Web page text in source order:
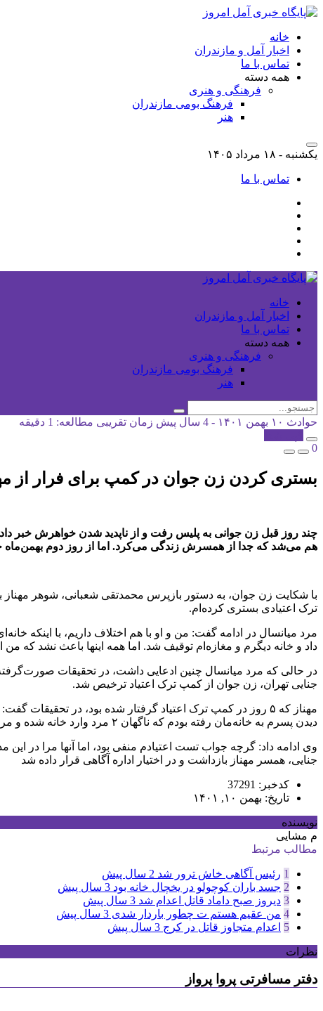
خانه
اخبار آمل و مازندران
تماس با ما
همه دسته
فرهنگی و هنری
فرهنگ بومی مازندران
هنر
یکشنبه - ۱۸ مرداد ۱۴۰۵
تماس با ما
خانه
اخبار آمل و مازندران
تماس با ما
همه دسته
فرهنگی و هنری
فرهنگ بومی مازندران
هنر
حوادث ۱۰ بهمن ۱۴۰۱ - 4 سال پیش
زمان تقریبی مطالعه: 1 دقیقه
0
بستری کردن زن جوان در کمپ برای فرار از
هم می‌شد که جدا از همسرش زندگی می‌کرد. اما از روز دوم بهمن‌ماه
با شکایت زن جوان، به دستور بازپرس محمدتقی شعبانی، شوهر
ترک اعتیادی بستری کرده‌ام.
داد و خانه دیگرم و مغازه‌ام توقیف شد. اما همه اینها باعث نشد که من
در حالی که مرد میانسال چنین ادعایی داشت، در تحقیقات
جنایی تهران، زن جوان از کمپ ترک اعتیاد ترخیص شد.
مهناز که ۵ روز در کمپ ترک اعتیاد گرفتار شده بود، در
دیدن پسرم به خانه‌مان رفته بودم که ناگهان ۲ مرد وارد خانه شده و مرا با زور و خشونت با خود بردند. آنها مرا به زیرزمین خانه‌ای انتقال داده و از من تست اعتیاد گرفتند.
وی ادامه داد: گرچه جواب تست اعتیادم منفی بود، اما آنها مرا در
جنایی، همسر مهناز بازداشت و در اختیار اداره آگاهی قرار داده شد
کدخبر: 37291
تاریخ: بهمن ۱۰, ۱۴۰۱
نویسنده
م مشایی
مطالب مرتبط
1 رئیس آگاهی خاش ترور شد 2 سال پیش
2 جسد باران کوچولو در یخچال خانه بود 3 سال پیش
3 دیروز صبح داماد قاتل اعدام شد 3 سال پیش
4 من عقیم هستم ت چطور باردار شدی 3 سال پیش
5
اعدام متجاوز قاتل در کرج 3 سال پیش
نظرات
دفتر مسافرتی پروا پرواز